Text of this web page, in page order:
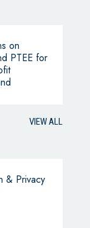
on
PTEE for
–
VIEW ALL
& Privacy